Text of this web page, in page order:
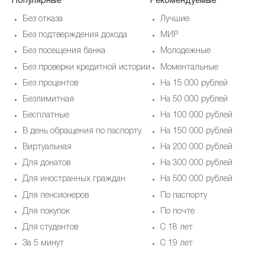
Без отказа
Без подтверждения дохода
Без посещения банка
Без проверки кредитной истории
Без процентов
Безлимитная
Бесплатные
В день обращения по паспорту
Виртуальная
Для донатов
Для иностранных граждан
Для пенсионеров
Для покупок
Для студентов
За 5 минут
Лучшие
МИР
Молодежные
Моментальные
На 15 000 рублей
На 50 000 рублей
На 100 000 рублей
На 150 000 рублей
На 200 000 рублей
На 300 000 рублей
На 500 000 рублей
По паспорту
По почте
С 18 лет
С 19 лет